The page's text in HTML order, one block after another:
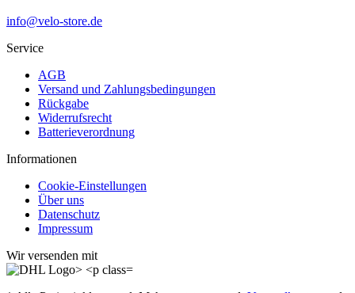
info@velo-store.de
Service
AGB
Versand und Zahlungsbedingungen
Rückgabe
Widerrufsrecht
Batterieverordnung
Informationen
Cookie-Einstellungen
Über uns
Datenschutz
Impressum
Wir versenden mit